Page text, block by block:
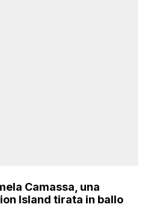
Camassa, una
Island tirata in ballo